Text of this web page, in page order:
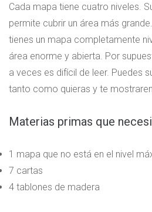
Cada mapa tiene cuatro niveles.
permite cubrir un área más
tienes un mapa completamente
área enorme y abierta. Por
a veces es difícil de leer. Puedes
tanto como quieras y te
Materias primas que
1 mapa que no está en el nivel
7 cartas
4 tablones de madera